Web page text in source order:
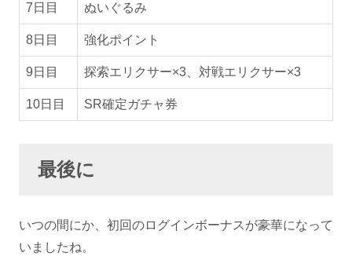
7日目 ぬいぐるみ
8日目 強化ポイント
9日目 探索エリクサー×3、対戦エリクサー×3
10日目 SR確定ガチャ券
最後に
いつの間にか、初回のログインボーナスが豪華になって
いましたね。